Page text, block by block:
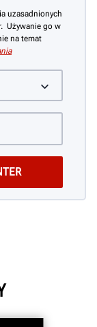
uzasadnionych
Używanie go w
na temat